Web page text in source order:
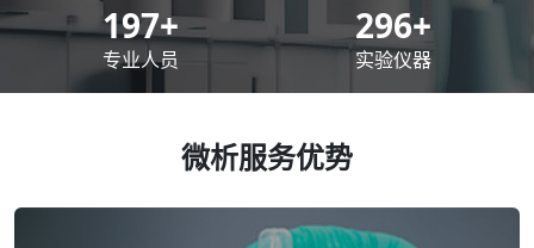
200+
专业人员
300+
实验仪器
微析服务优势